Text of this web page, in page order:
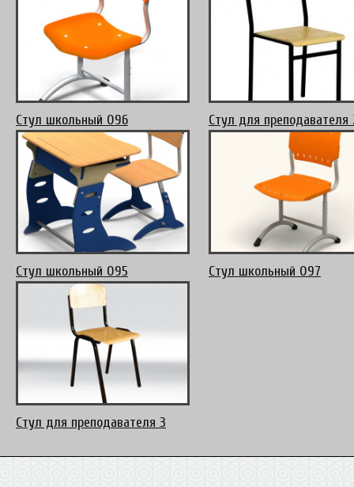
Стул школьный 096 Стул для преподавателя
Стул школьный 095 Стул школьный 097
Стул для преподавателя 3